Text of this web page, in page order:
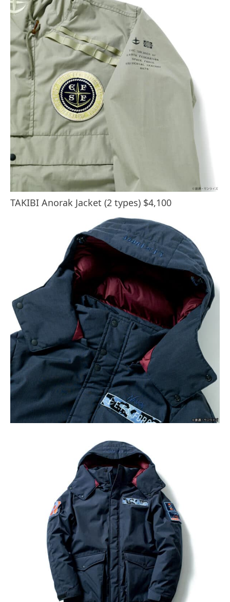
TAKIBI Anorak Jacket (2 types) $4,100